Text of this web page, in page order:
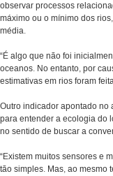
observar processos
máximo ou o mínimo dos
média.
“É algo que não foi
oceanos. No entanto, por
estimativas em rios foram
Outro indicador apontado no
para entender a ecologia do
no sentido de buscar a
“Existem muitos sensores e
tão simples. Mas, ao mesmo